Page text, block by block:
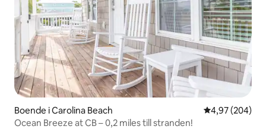
Boende i Carolina Beach 4,97 av 5 i
4,97 (204)
Ocean Breeze at CB – 0,2 miles till stranden!